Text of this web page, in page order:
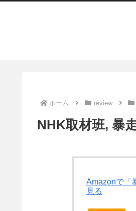
ホーム review
NHK取材班, 暴
Amazonで「
見る